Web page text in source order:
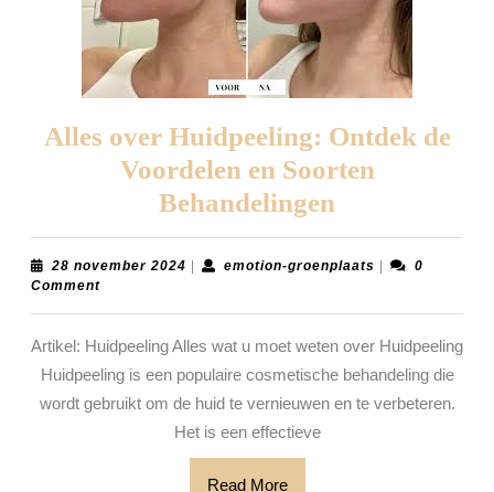
Alles over Huidpeeling: Ontdek de
Voordelen en Soorten
Behandelingen
over
Huidpeeling:
Voordelen
en
28 november 2024 28
emotion-groenplaatsemotion-
0
Comment
Artikel: Huidpeeling Alles wat u moet weten over Huidpeeling
Huidpeeling is een populaire cosmetische behandeling die
wordt gebruikt om de huid te vernieuwen en te verbeteren.
Het is een effectieve
Read MoreRead